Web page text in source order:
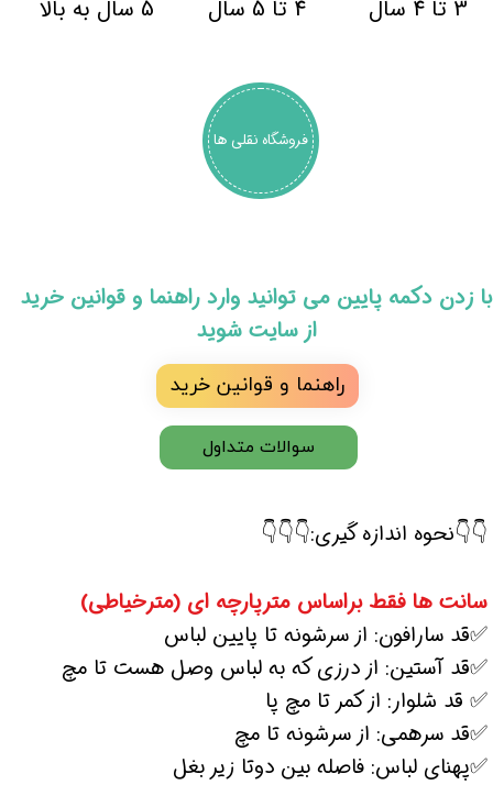
3 تا 4 سال 4 تا 5 سال 5 سال به بالا
فروشگاه نقلی ها
​​با زدن دکمه پایین می توانید وارد راهنما و قوانین خرید
از سایت شوید
راهنما و قوانین خرید
👇👇نحوه اندازه گیری:👇👇👇
سانت ها فقط براساس مترپارچه ای (مترخیاطی)
✅قد سارافون: از سرشونه تا پایین لباس
✅قد آستین: از درزی که به لباس وصل هست تا مچ
✅ قد شلوار: از کمر تا مچ پا
✅قد سرهمی: از سرشونه تا مچ
✅پهنای لباس: فاصله بین دوتا زیر بغل
سوالات متداول